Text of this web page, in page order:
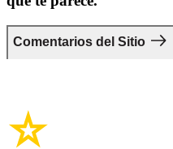
Comentarios del Sitio